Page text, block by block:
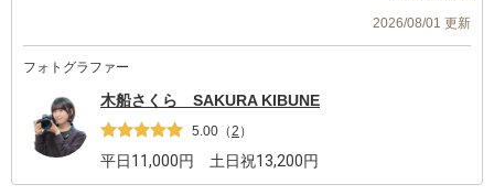
また七五三などの機会にもぜひお願いしたいです。
この度は本当にありがとうございました！
2026/08/01 更新
フォトグラファー
木船さくら SAKURA KIBUNE
5.00 （2 ）
平日11,000円 土日祝13,200円